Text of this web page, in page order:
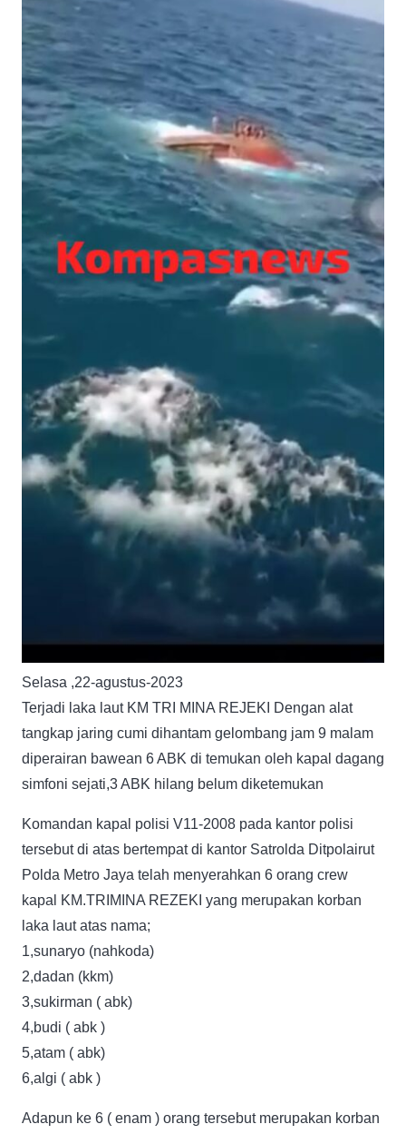
Selasa ,22-agustus-2023
Terjadi laka laut KM TRI MINA REJEKI Dengan alat
tangkap jaring cumi dihantam gelombang jam 9 malam
diperairan bawean 6 ABK di temukan oleh kapal dagang
simfoni sejati,3 ABK hilang belum diketemukan
Komandan kapal polisi V11-2008 pada kantor polisi
tersebut di atas bertempat di kantor Satrolda Ditpolairut
Polda Metro Jaya telah menyerahkan 6 orang crew
kapal KM.TRIMINA REZEKI yang merupakan korban
laka laut atas nama;
1,sunaryo (nahkoda)
2,dadan (kkm)
3,sukirman ( abk)
4,budi ( abk )
5,atam ( abk)
6,algi ( abk )
Adapun ke 6 ( enam ) orang tersebut merupakan korban